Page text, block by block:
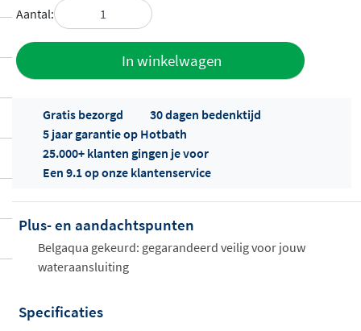
Aantal:
In winkelwagen
Offertes
ophalen...
Gratis bezorgd
30 dagen bedenktijd
5 jaar garantie op Hotbath
25.000+ klanten gingen je voor
Een 9.1 op onze klantenservice
Plus- en aandachtspunten
Belgaqua gekeurd: gegarandeerd veilig voor jouw
wateraansluiting
Specificaties